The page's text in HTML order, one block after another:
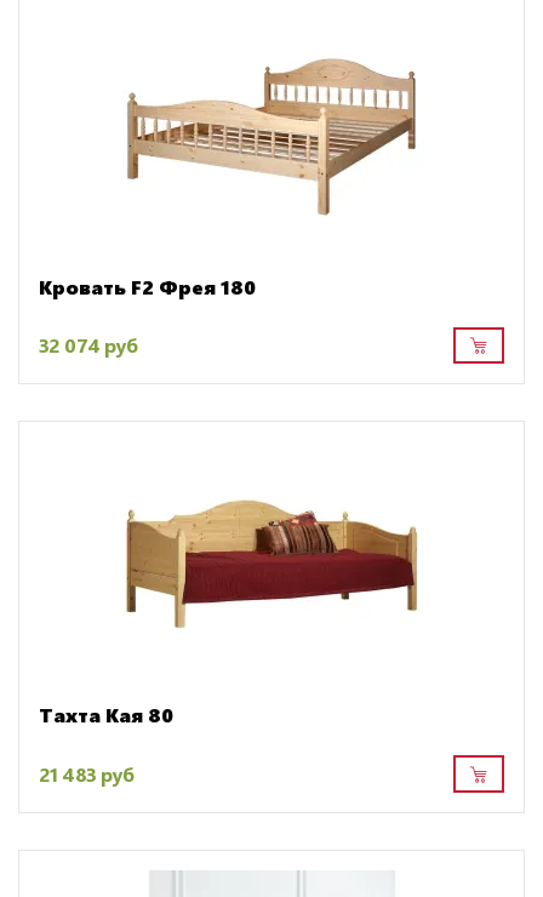
Кровать F2 Фрея 180
32 074 руб
Тахта Кая 80
21 483 руб